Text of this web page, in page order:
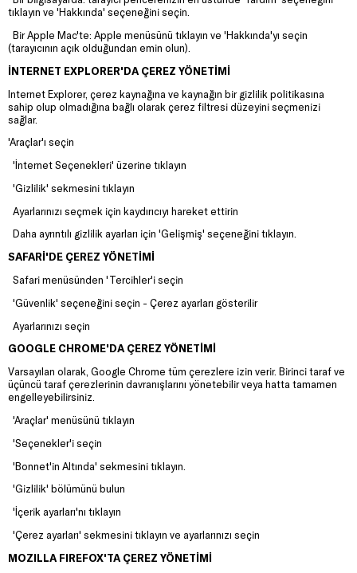
tıklayın ve 'Hakkında' seçeneğini seçin.
Bir Apple Mac'te: Apple menüsünü tıklayın ve 'Hakkında'yı seçin
(tarayıcının açık olduğundan emin olun).
İNTERNET EXPLORER'DA ÇEREZ YÖNETİMİ
Internet Explorer, çerez kaynağına ve kaynağın bir gizlilik politikasına
sahip olup olmadığına bağlı olarak çerez filtresi düzeyini seçmenizi
sağlar.
'Araçlar'ı seçin
'İnternet Seçenekleri' üzerine tıklayın
'Gizlilik' sekmesini tıklayın
Ayarlarınızı seçmek için kaydırıcıyı hareket ettirin
Daha ayrıntılı gizlilik ayarları için 'Gelişmiş' seçeneğini tıklayın.
SAFARİ'DE ÇEREZ YÖNETİMİ
Safari menüsünden 'Tercihler'i seçin
'Güvenlik' seçeneğini seçin - Çerez ayarları gösterilir
Ayarlarınızı seçin
GOOGLE CHROME'DA ÇEREZ YÖNETİMİ
Varsayılan olarak, Google Chrome tüm çerezlere izin verir. Birinci taraf ve
üçüncü taraf çerezlerinin davranışlarını yönetebilir veya hatta tamamen
engelleyebilirsiniz.
'Araçlar' menüsünü tıklayın
'Seçenekler'i seçin
'Bonnet'in Altında' sekmesini tıklayın.
'Gizlilik' bölümünü bulun
'İçerik ayarları'nı tıklayın
'Çerez ayarları' sekmesini tıklayın ve ayarlarınızı seçin
MOZILLA FIREFOX'TA ÇEREZ YÖNETİMİ